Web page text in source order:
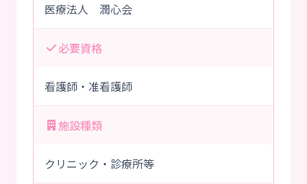
医療法人 潤心会
必要資格
看護師・准看護師
施設種類
クリニック・診療所等